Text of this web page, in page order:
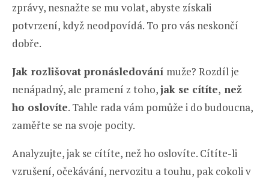
zprávy, nesnažte se mu volat, abyste získali
potvrzení, když neodpovídá. To pro vás neskončí
dobře.
Jak rozlišovat pronásledování muže? Rozdíl je
nenápadný, ale pramení z toho,jak se cítíte, než
ho oslovíte. Tahle rada vám pomůže i do budoucna,
zaměřte se na svoje pocity.
Analyzujte, jak se cítíte, než ho oslovíte. Cítíte-li
vzrušení, očekávání, nervozitu a touhu, pak cokoli v